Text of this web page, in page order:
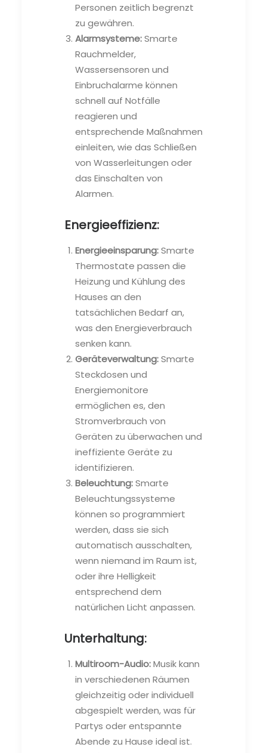
Personen zeitlich begrenzt
zu gewähren.
Alarmsysteme:Smarte
Rauchmelder,
Wassersensoren und
Einbruchalarme können
schnell auf Notfälle
reagieren und
entsprechende Maßnahmen
einleiten, wie das Schließen
von Wasserleitungen oder
das Einschalten von
Alarmen.
Energieeffizienz:
Energieeinsparung:Smarte
Thermostate passen die
Heizung und Kühlung des
Hauses an den
tatsächlichen Bedarf an,
was den Energieverbrauch
senken kann.
Geräteverwaltung:Smarte
Steckdosen und
Energiemonitore
ermöglichen es, den
Stromverbrauch von
Geräten zu überwachen und
ineffiziente Geräte zu
identifizieren.
Beleuchtung:Smarte
Beleuchtungssysteme
können so programmiert
werden, dass sie sich
automatisch ausschalten,
wenn niemand im Raum ist,
oder ihre Helligkeit
entsprechend dem
natürlichen Licht anpassen.
Unterhaltung:
Multiroom-Audio:Musik kann
in verschiedenen Räumen
gleichzeitig oder individuell
abgespielt werden, was für
Partys oder entspannte
Abende zu Hause ideal ist.